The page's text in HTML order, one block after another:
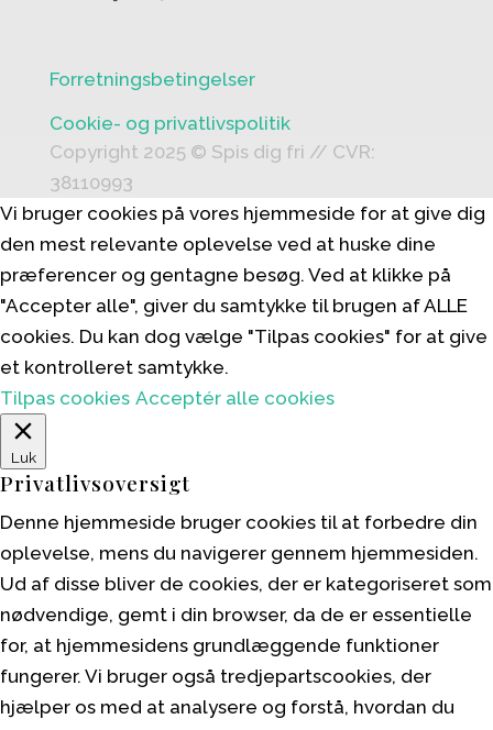
Forretningsbetingelser
Cookie- og privatlivspolitik
Copyright 2025 © Spis dig fri // CVR:
38110993
Vi bruger cookies på vores hjemmeside for at give dig
den mest relevante oplevelse ved at huske dine
præferencer og gentagne besøg. Ved at klikke på
"Accepter alle", giver du samtykke til brugen af ALLE
cookies. Du kan dog vælge "Tilpas cookies" for at give
et kontrolleret samtykke.
Tilpas cookies Acceptér alle cookies
Luk
Privatlivsoversigt
Denne hjemmeside bruger cookies til at forbedre din
oplevelse, mens du navigerer gennem hjemmesiden.
Ud af disse bliver de cookies, der er kategoriseret som
nødvendige, gemt i din browser, da de er essentielle
for, at hjemmesidens grundlæggende funktioner
fungerer. Vi bruger også tredjepartscookies, der
hjælper os med at analysere og forstå, hvordan du